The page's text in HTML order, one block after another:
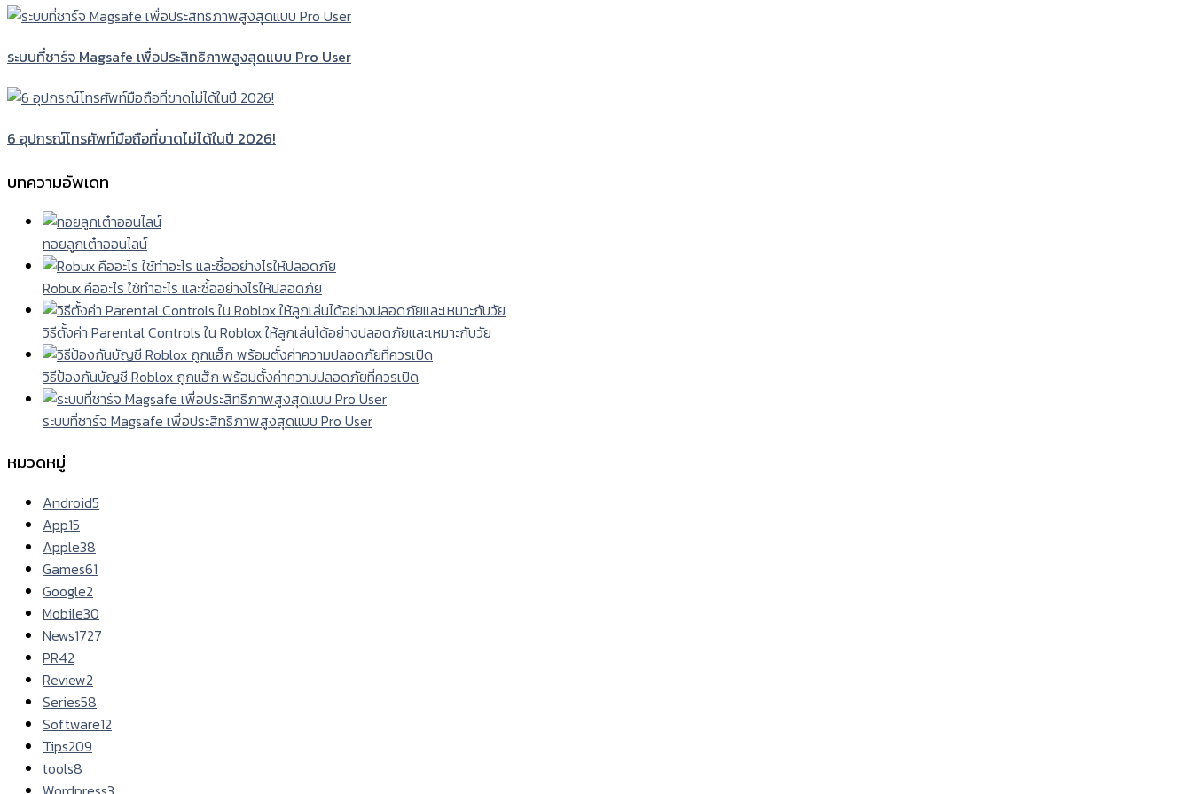
ระบบที่ชาร์จ Magsafe เพื่อประสิทธิภาพสูงสุดแบบ Pro User
6 อุปกรณ์โทรศัพท์มือถือที่ขาดไม่ได้ในปี 2026!
บทความอัพเดท
ทอยลูกเต๋าออนไลน์
Robux คืออะไร ใช้ทำอะไร และซื้ออย่างไรให้ปลอดภัย
วิธีตั้งค่า Parental Controls ใน Roblox ให้ลูกเล่นได้อย่างปลอดภัยและเหมาะกับวัย
วิธีป้องกันบัญชี Roblox ถูกแฮ็ก พร้อมตั้งค่าความปลอดภัยที่ควรเปิด
ระบบที่ชาร์จ Magsafe เพื่อประสิทธิภาพสูงสุดแบบ Pro User
หมวดหมู่
Android5
App15
Apple38
Games61
Google2
Mobile30
News1727
PR42
Review2
Series58
Software12
Tips209
tools8